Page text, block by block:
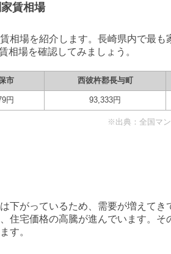
賃相場
相場を紹介します。 長崎県内で最も
相場を確認してみましょう。
市 西彼杵郡長与町
円 93,333円
※出典：全国マ
下がっているため、需要が増えてき
住宅価格の高騰が進んでいます。そ
す。